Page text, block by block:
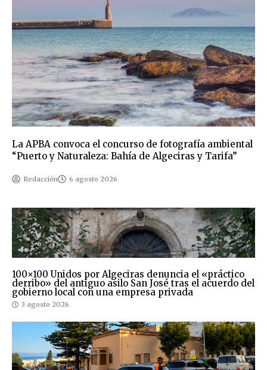
La APBA convoca el concurso de fotografía ambiental
“Puerto y Naturaleza: Bahía de Algeciras y Tarifa”
Redacción 6 agosto 2026
100×100 Unidos por Algeciras denuncia el «práctico
derribo» del antiguo asilo San José tras el acuerdo del
gobierno local con una empresa privada
3 agosto 2026